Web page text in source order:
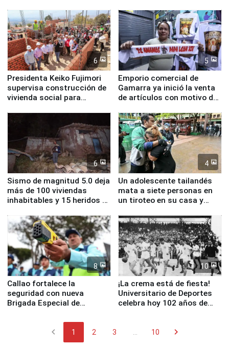
educación, salud y empleo
6
Presidenta Keiko Fujimori
supervisa construcción de
vivienda social para
5
Emporio comercial de
Gamarra ya inició la venta
de artículos con motivo de
6
Sismo de magnitud 5.0 deja
más de 100 viviendas
inhabitables y 15 heridos en
4
Un adolescente tailandés
mata a siete personas en
un tiroteo en su casa y
8
Callao fortalece la
seguridad con nueva
Brigada Especial de
equipamiento para
10
¡La crema está de fiesta!
Universitario de Deportes
celebra hoy 102 años de
chevron_left 1 2 3 10 chevron_right